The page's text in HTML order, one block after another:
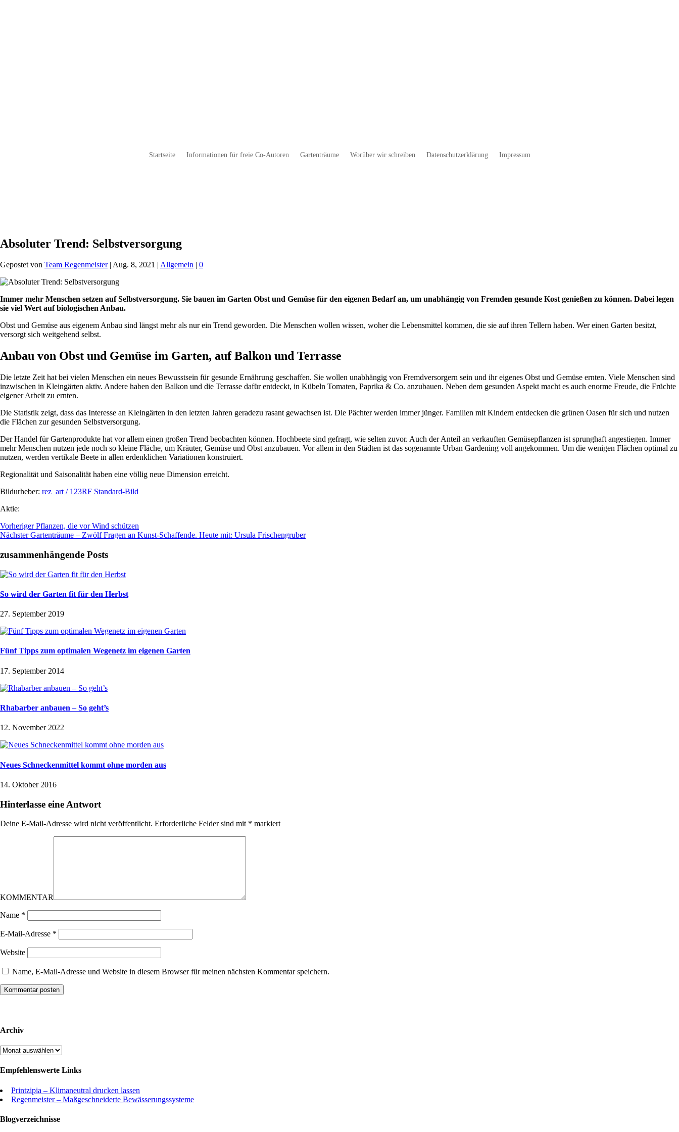
Startseite Informationen für freie Co-Autoren Gartenträume Worüber wir schreiben Datenschutzerklärung Impressum
Absoluter Trend: Selbstversorgung
Gepostet von Team Regenmeister| Aug. 8, 2021 | Allgemein | 0
Immer mehr Menschen setzen auf Selbstversorgung. Sie bauen im Garten Obst und Gemüse für den eigenen Bedarf an, um unabhängig von Fremden gesunde Kost genießen zu können. Dabei legen
sie viel Wert auf biologischen Anbau.
Obst und Gemüse aus eigenem Anbau sind längst mehr als nur ein Trend geworden. Die Menschen wollen wissen, woher die Lebensmittel kommen, die sie auf ihren Tellern haben. Wer einen Garten besitzt,
versorgt sich weitgehend selbst.
Anbau von Obst und Gemüse im Garten, auf Balkon und Terrasse
Die letzte Zeit hat bei vielen Menschen ein neues Bewusstsein für gesunde Ernährung geschaffen. Sie wollen unabhängig von Fremdversorgern sein und ihr eigenes Obst und Gemüse ernten. Viele Menschen sind
inzwischen in Kleingärten aktiv. Andere haben den Balkon und die Terrasse dafür entdeckt, in Kübeln Tomaten, Paprika & Co. anzubauen. Neben dem gesunden Aspekt macht es auch enorme Freude, die Früchte
eigener Arbeit zu ernten.
Die Statistik zeigt, dass das Interesse an Kleingärten in den letzten Jahren geradezu rasant gewachsen ist. Die Pächter werden immer jünger. Familien mit Kindern entdecken die grünen Oasen für sich und nutzen
die Flächen zur gesunden Selbstversorgung.
Der Handel für Gartenprodukte hat vor allem einen großen Trend beobachten können. Hochbeete sind gefragt, wie selten zuvor. Auch der Anteil an verkauften Gemüsepflanzen ist sprunghaft angestiegen. Immer
mehr Menschen nutzen jede noch so kleine Fläche, um Kräuter, Gemüse und Obst anzubauen. Vor allem in den Städten ist das sogenannte Urban Gardening voll angekommen. Um die wenigen Flächen optimal zu
nutzen, werden vertikale Beete in allen erdenklichen Variationen konstruiert.
Regionalität und Saisonalität haben eine völlig neue Dimension erreicht.
Bildurheber: rez_art / 123RF Standard-Bild
Aktie:
Vorheriger Pflanzen, die vor Wind schützen
Nächster Gartenträume – Zwölf Fragen an Kunst-Schaffende. Heute mit: Ursula Frischengruber
zusammenhängende Posts
So wird der Garten fit für den Herbst
27. September 2019
Fünf Tipps zum optimalen Wegenetz im eigenen Garten
17. September 2014
Rhabarber anbauen – So geht’s
12. November 2022
Neues Schneckenmittel kommt ohne morden aus
14. Oktober 2016
Hinterlasse eine Antwort
Deine E-Mail-Adresse wird nicht veröffentlicht. Erforderliche Felder sind mit * markiert
KOMMENTAR
Name *
E-Mail-Adresse *
Website
Name, E-Mail-Adresse und Website in diesem Browser für meinen nächsten Kommentar speichern.
Archiv
Archiv
Empfehlenswerte Links
Printzipia – Klimaneutral drucken lassen
Regenmeister – Maßgeschneiderte Bewässerungssysteme
Blogverzeichnisse